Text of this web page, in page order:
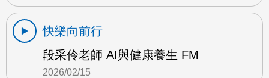
快樂向前行
段采伶老師 AI與健康養生 FM
2026/02/15